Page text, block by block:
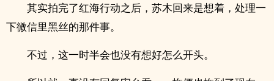
其实拍完了红海行动之后，苏木回来是想着，处理一
下微信里黑丝的那件事。
不过，这一时半会也没有想好怎么开头。